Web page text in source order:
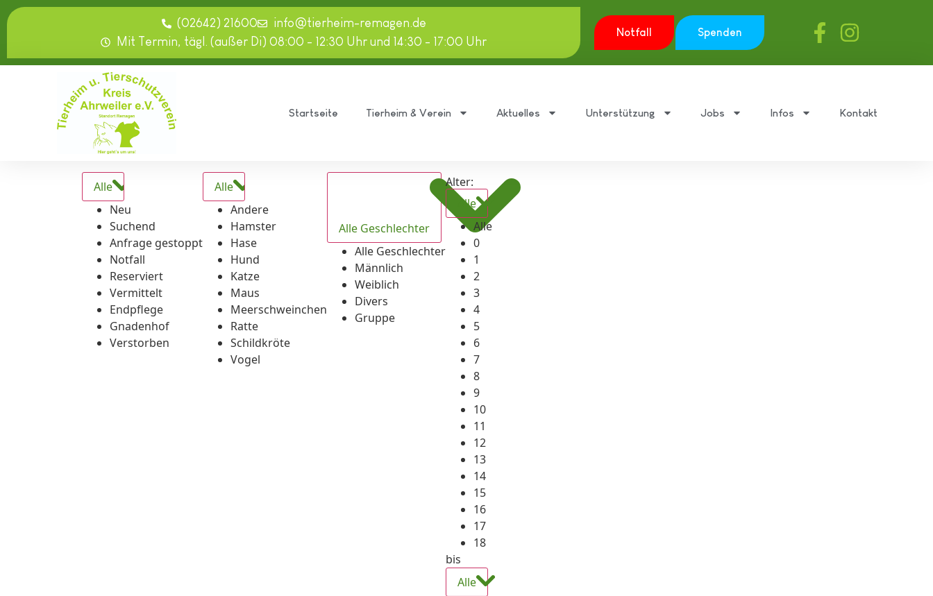
springen
(02642) 21600
info@tierheim-remagen.de
Mit Termin, tägl. (außer Di) 08:00 - 12:30 Uhr und 14:30 - 17:00 Uhr
Notfall Spenden
Startseite Tierheim & Verein Aktuelles Unterstützung Jobs Infos Kontakt
Alle
Neu
Suchend
Anfrage gestoppt
Notfall
Reserviert
Vermittelt
Endpflege
Gnadenhof
Verstorben
Alle
Andere
Hamster
Hase
Hund
Katze
Maus
Meerschweinchen
Ratte
Schildkröte
Vogel
Alle Geschlechter
Alle Geschlechter
Männlich
Weiblich
Divers
Gruppe
Alter:
Alle
Alle
0
1
2
3
4
5
6
7
8
9
10
11
12
13
14
15
16
17
18
bis
Alle